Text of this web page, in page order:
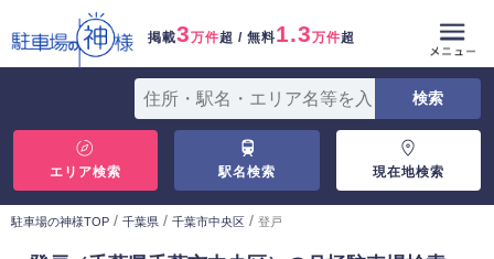
掲載3万件超 / 無料1.3万件超
エリア検索 駅名検索 現在地検索
駐車場の神様TOP / 千葉県 / 千葉市中央区 / 登戸